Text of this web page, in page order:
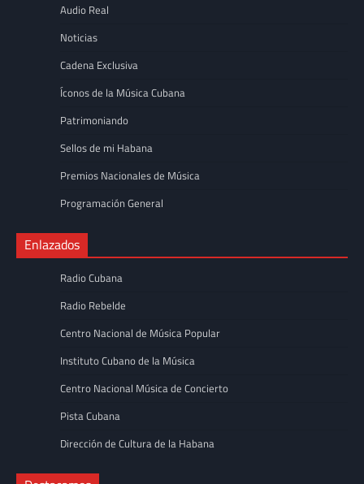
Audio Real
Noticias
Cadena Exclusiva
Íconos de la Música Cubana
Patrimoniando
Sellos de mi Habana
Premios Nacionales de Música
Programación General
Enlazados
Radio Cubana
Radio Rebelde
Centro Nacional de Música Popular
Instituto Cubano de la Música
Centro Nacional Música de Concierto
Pista Cubana
Dirección de Cultura de la Habana